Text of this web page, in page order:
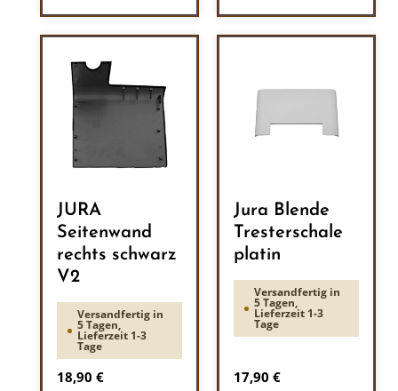
JURA
Seitenwand
rechts schwarz
V2
Versandfertig in
5 Tagen,
Lieferzeit 1-3
Tage
Regulärer Preis:
18,90 €
Jura Blende
Tresterschale
platin
Versandfertig in
5 Tagen,
Lieferzeit 1-3
Tage
Regulärer Preis:
17,90 €